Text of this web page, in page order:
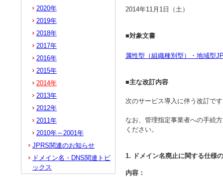
2014年11月1日（土）
■対象文書
属性型（組織種別型）・地域型
■主な改訂内容
次のサービス導入に伴う改訂で
なお、管理指定事業者への手続
ください。
1. ドメイン名廃止に関する仕様
内容：
2020年
2019年
2018年
2017年
2016年
2015年
2014年
2013年
2012年
2011年
2010年～2001年
JPRS関連のお知らせ
ドメイン名・DNS関連トピ
ックス